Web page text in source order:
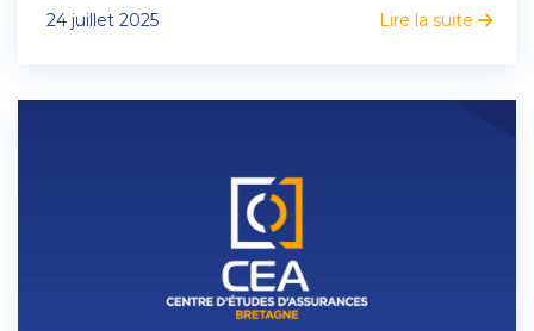
24 juillet 2025 Lire la suite